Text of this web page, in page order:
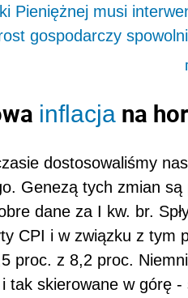
Pieniężnej musi
gospodarczy
inflacja na
dostosowaliśmy
Genezą tych zmian
dane za I kw. br.
CPI i w związku z tym
proc. z 8,2 proc.
tak skierowane w górę